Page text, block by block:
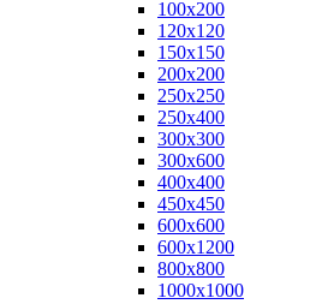
100х200
120х120
150х150
200х200
250х250
250х400
300х300
300х600
400х400
450х450
600х600
600х1200
800х800
1000х1000